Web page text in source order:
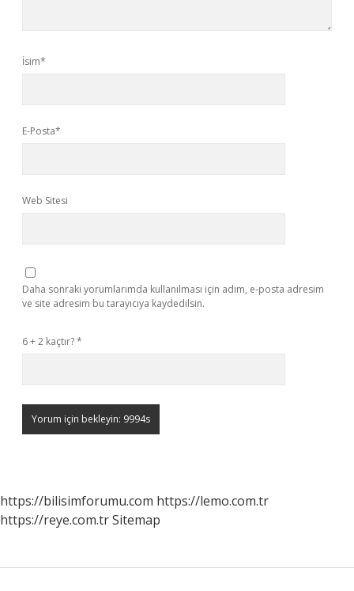
İsim*
E-Posta*
Web Sitesi
Daha sonraki yorumlarımda kullanılması için adım, e-posta adresim
ve site adresim bu tarayıcıya kaydedilsin.
6 + 2 kaçtır?*
https://bilisimforumu.com https://lemo.com.tr
https://reye.com.trSitemap